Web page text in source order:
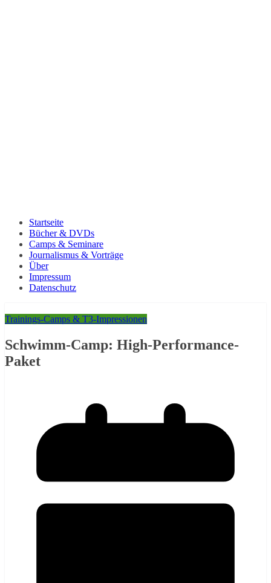
Startseite
Bücher & DVDs
Camps & Seminare
Journalismus & Vorträge
Über
Impressum
Datenschutz
Trainings-Camps & T3-Impressionen
Schwimm-Camp: High-Performance-
Paket